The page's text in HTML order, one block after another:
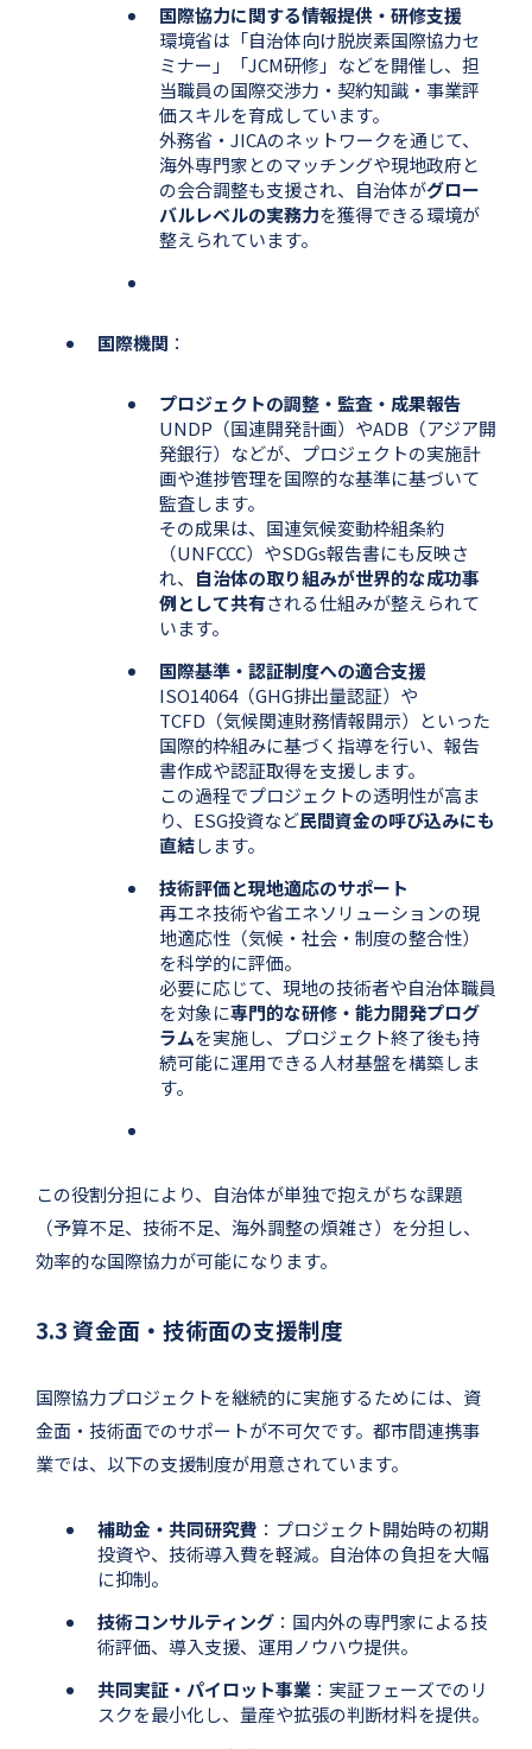
国際協力に関する情報提供・研修支援
環境省は「自治体向け脱炭素国際協力セ
ミナー」「JCM研修」などを開催し、担
当職員の国際交渉力・契約知識・事業評
価スキルを育成しています。
外務省・JICAのネットワークを通じて、
海外専門家とのマッチングや現地政府と
の会合調整も支援され、自治体がグロー
バルレベルの実務力を獲得できる環境が
整えられています。
国際機関 ：
プロジェクトの調整・監査・成果報告
UNDP（国連開発計画）やADB（アジア開
発銀行）などが、プロジェクトの実施計
画や進捗管理を国際的な基準に基づいて
監査します。
その成果は、国連気候変動枠組条約
（UNFCCC）やSDGs報告書にも反映さ
れ、 自治体の取り組みが世界的な成功事
例として共有される仕組みが整えられて
います。
国際基準・認証制度への適合支援
ISO14064（GHG排出量認証）や
TCFD（気候関連財務情報開示）といった
国際的枠組みに基づく指導を行い、報告
書作成や認証取得を支援します。
この過程でプロジェクトの透明性が高ま
り、ESG投資など民間資金の呼び込みにも
直結します。
技術評価と現地適応のサポート
再エネ技術や省エネソリューションの現
地適応性（気候・社会・制度の整合性）
を科学的に評価。
必要に応じて、現地の技術者や自治体職員
を対象に専門的な研修・能力開発プログ
ラムを実施し、プロジェクト終了後も持
続可能に運用できる人材基盤を構築しま
す。
この役割分担により、自治体が単独で抱えがちな課題
（予算不足、技術不足、海外調整の煩雑さ）を分担し、
効率的な国際協力が可能になります。
3.3 資金面・技術面の支援制度
国際協力プロジェクトを継続的に実施するためには、資
金面・技術面でのサポートが不可欠です。都市間連携事
業では、以下の支援制度が用意されています。
補助金・共同研究費 ：プロジェクト開始時の初期
投資や、技術導入費を軽減。自治体の負担を大幅
に抑制。
技術コンサルティング ：国内外の専門家による技
術評価、導入支援、運用ノウハウ提供。
共同実証・パイロット事業 ：実証フェーズでのリ
スクを最小化し、量産や拡張の判断材料を提供。